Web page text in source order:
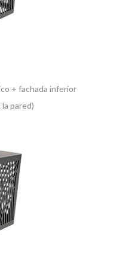
+ fachada inferior
pared)